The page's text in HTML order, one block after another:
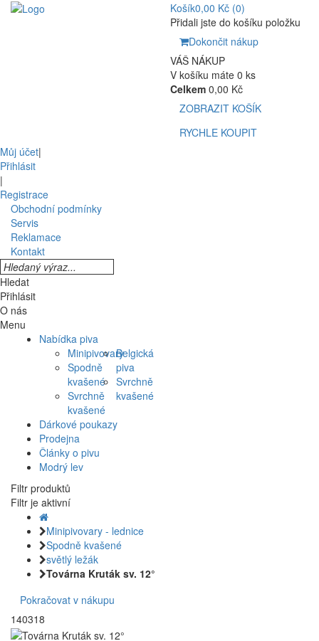
Košík0,00 Kč (0)
Přidali jste do košíku položku
Dokončit nákup
VÁŠ NÁKUP
V košíku máte 0 ks
Celkem 0,00 Kč
ZOBRAZIT KOŠÍK
RYCHLE KOUPIT
Můj účet|
Přihlásit
|
Registrace
Obchodní podmínky
Servis
Reklamace
Kontakt
Hledat
Přihlásit
O nás
Menu
Nabídka piva
Minipivovary
Spodně
kvašené
Svrchně
kvašené
Belgická
piva
Svrchně
kvašené
Dárkové poukazy
Prodejna
Články o pivu
Modrý lev
Filtr produktů
Filtr je aktivní
Minipivovary - lednice
Spodně kvašené
světlý ležák
Továrna Kruták sv. 12°
Pokračovat v nákupu
140318